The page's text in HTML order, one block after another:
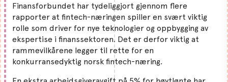
Finansforbundet har tydeliggjort gjennom flere
rapporter at fintech-næringen spiller en svært viktig
rolle som driver for nye teknologier og oppbygging av
ekspertise i finanssektoren. Det er derfor viktig at
rammevilkårene legger til rette for en
konkurransedyktig norsk fintech-næring.